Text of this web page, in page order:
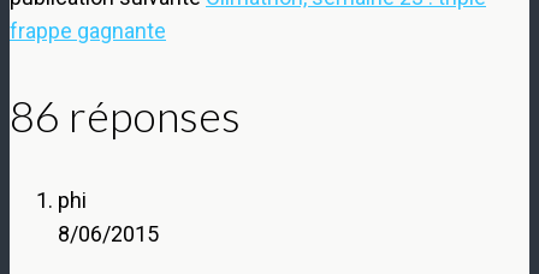
frappe gagnante
86 réponses
phi
8/06/2015